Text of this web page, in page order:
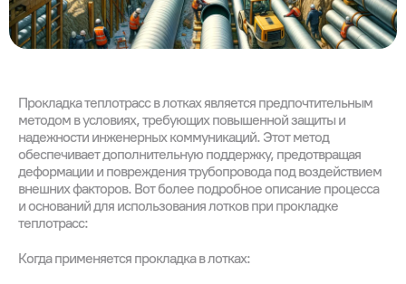
Прокладка теплотрасс в лотках является предпочтительным
методом в условиях, требующих повышенной защиты и
надежности инженерных коммуникаций. Этот метод
обеспечивает дополнительную поддержку, предотвращая
деформации и повреждения трубопровода под воздействием
внешних факторов. Вот более подробное описание процесса
и оснований для использования лотков при прокладке
теплотрасс:
Когда применяется прокладка в лотках: